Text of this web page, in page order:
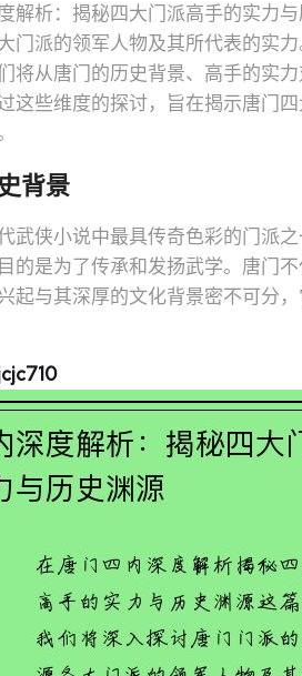
解析：揭秘四大门派高手的实力
门派的领军人物及其所代表的实
将从唐门的历史背景、高手的实
这些维度的探讨，旨在揭示唐门
背景
武侠小说中最具传奇色彩的门派
的是为了传承和发扬武学。唐门
起与其深厚的文化背景密不可分